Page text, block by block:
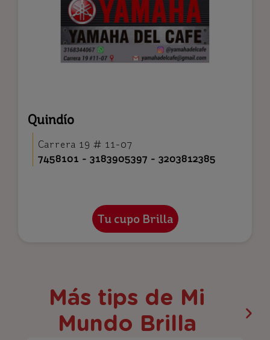
Quindío
Carrera 19 # 11-07
7458101 - 3183905397 - 3203812385
Más tips de Mi
Mundo Brilla